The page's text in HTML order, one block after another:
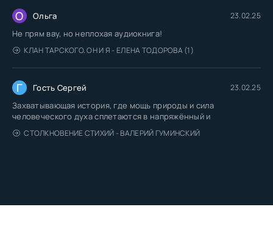
О Ольга 23.02.25
Не прям вау, но неплохая аудиокнига!
КЛАН ТАРСКОГО. ОН И Я - ЕЛЕНА ТОДОРОВА (1)
Г Гость Сергей 23.02.25
Захватывающая история, где мощь природы и сила
человеческого духа сплетаются в напряжённый и
СТОЛКНОВЕНИЕ СТИХИЙ - ВАЛЕРИЙ ГУМИНСКИЙ